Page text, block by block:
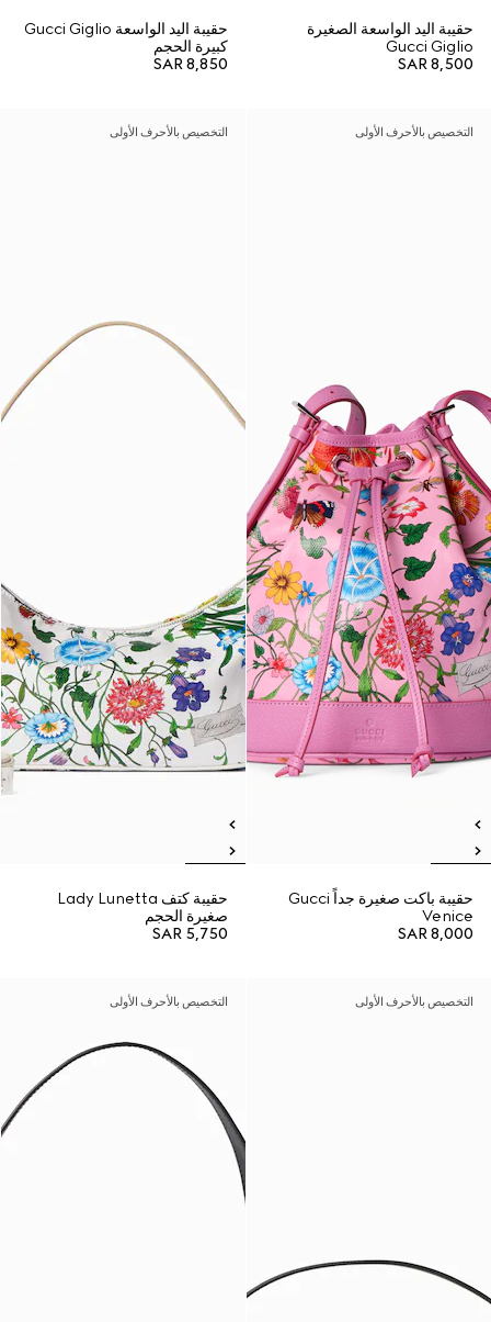
حقيبة اليد الواسعة الصغيرة
Gucci Giglio
SAR 8,500
حقيبة اليد الواسعة Gucci Giglio
كبيرة الحجم
SAR 8,850
التخصيص بالأحرف الأولى
حقيبة باكت صغيرة جداً Gucci
Venice
SAR 8,000
التخصيص بالأحرف الأولى
حقيبة كتف Lady Lunetta
صغيرة الحجم
SAR 5,750
التخصيص بالأحرف الأولى التخصيص بالأحرف الأولى